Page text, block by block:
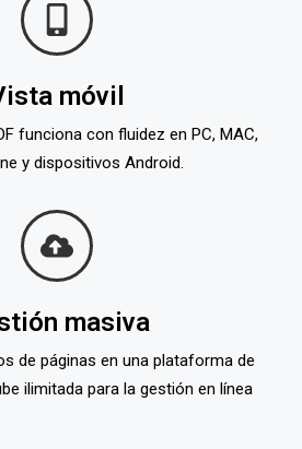
móvil
funciona con fluidez en PC, MAC,
y dispositivos Android.
masiva
de páginas en una plataforma de
ilimitada para la gestión en línea